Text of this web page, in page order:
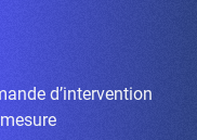
d’intervention